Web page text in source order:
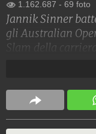
1.162.687 - 69 foto
Jannik Sinner
gli Australian
Slam della
imposto con il
34.940.192-1